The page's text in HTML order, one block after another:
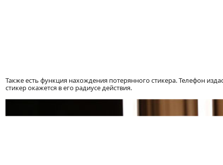
Также есть функция нахождения потерянного стикера. Телефон
стикер окажется в его радиусе действия.